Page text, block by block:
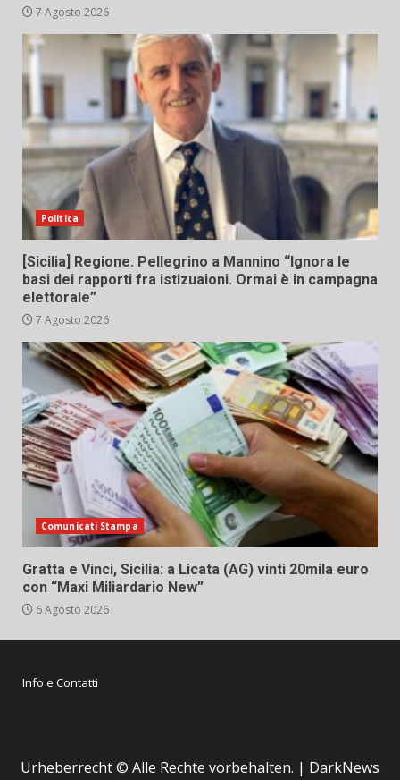
7 Agosto 2026
Politica
[Sicilia] Regione. Pellegrino a Mannino “Ignora le
basi dei rapporti fra istizuaioni. Ormai è in campagna
elettorale”
7 Agosto 2026
Comunicati Stampa
Gratta e Vinci, Sicilia: a Licata (AG) vinti 20mila euro
con “Maxi Miliardario New”
6 Agosto 2026
Info e Contatti
Urheberrecht © Alle Rechte vorbehalten. | DarkNews